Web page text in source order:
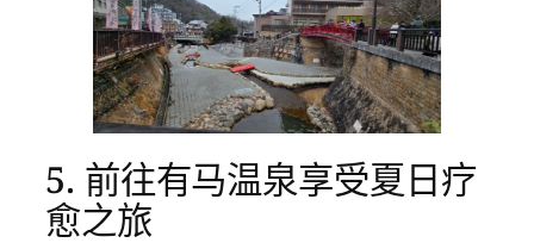
5. 前往有马温泉享受夏日疗
愈之旅